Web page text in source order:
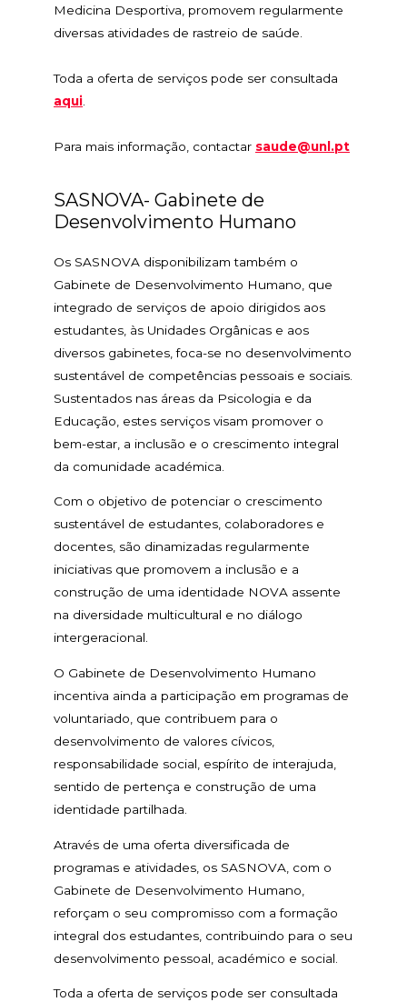
Medicina Desportiva, promovem regularmente
diversas atividades de rastreio de saúde.
Toda a oferta de serviços pode ser consultada
aqui
Para mais informação, contactar saude@unl.pt
SASNOVA- Gabinete de
Desenvolvimento Humano
Os SASNOVA disponibilizam também o
Gabinete de Desenvolvimento Humano, que
integrado de serviços de apoio dirigidos aos
estudantes, às Unidades Orgânicas e aos
diversos gabinetes, foca-se no desenvolvimento
sustentável de competências pessoais e sociais.
Sustentados nas áreas da Psicologia e da
Educação, estes serviços visam promover o
bem-estar, a inclusão e o crescimento integral
da comunidade académica.
Com o objetivo de potenciar o crescimento
sustentável de estudantes, colaboradores e
docentes, são dinamizadas regularmente
iniciativas que promovem a inclusão e a
construção de uma identidade NOVA assente
na diversidade multicultural e no diálogo
intergeracional.
O Gabinete de Desenvolvimento Humano
incentiva ainda a participação em programas de
voluntariado, que contribuem para o
desenvolvimento de valores cívicos,
responsabilidade social, espírito de interajuda,
sentido de pertença e construção de uma
identidade partilhada.
Através de uma oferta diversificada de
programas e atividades, os SASNOVA, com o
Gabinete de Desenvolvimento Humano,
reforçam o seu compromisso com a formação
integral dos estudantes, contribuindo para o seu
desenvolvimento pessoal, académico e social.
Toda a oferta de serviços pode ser consultada